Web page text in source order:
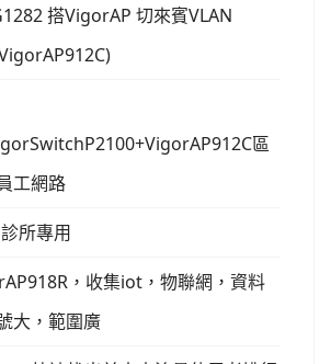
搭VigorAP 切來賓VLAN
區
工網路
所專用
，收集iot，物聯網，資料
大，範圍廣